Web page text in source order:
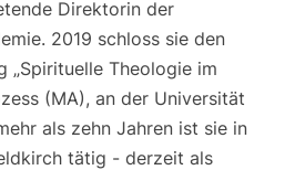
Direktorin der
2019 schloss sie den
„Spirituelle Theologie im
(MA), an der Universität
als zehn Jahren ist sie in
tätig - derzeit als